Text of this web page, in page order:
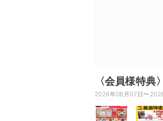
〈会員様特
2026年08月07日〜